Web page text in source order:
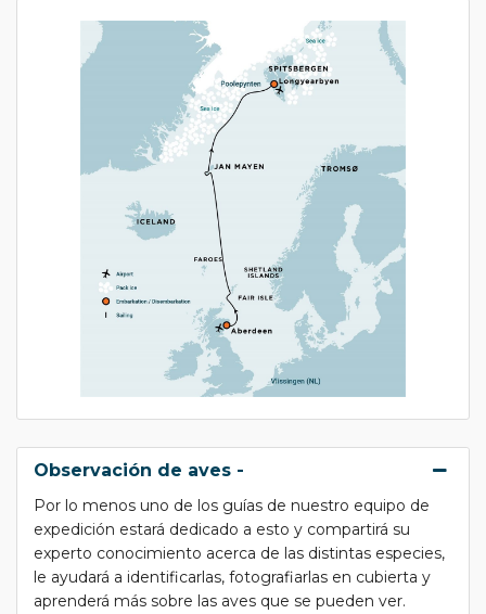
Observación de aves -
Por lo menos uno de los guías de nuestro equipo de
expedición estará dedicado a esto y compartirá su
experto conocimiento acerca de las distintas especies,
le ayudará a identificarlas, fotografiarlas en cubierta y
aprenderá más sobre las aves que se pueden ver.